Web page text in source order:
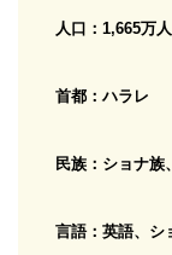
人口：1,665万
首都：ハラレ
民族：ショナ族
言語：英語、シ